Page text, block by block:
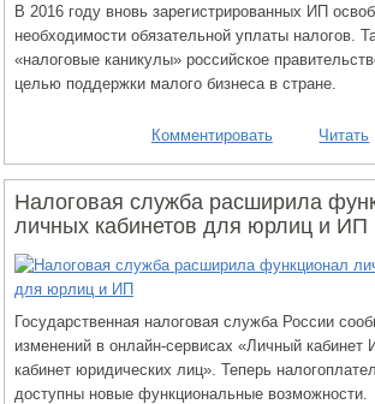
В 2016 году вновь зарегистрированных ИП
необходимости обязательной уплаты налогов.
«налоговые каникулы» российское
целью поддержки малого бизнеса в стране.
Комментировать Читать
Налоговая служба расширила
личных кабинетов для юрлиц и ИП
Государственная налоговая служба России
изменений в онлайн-сервисах «Личный
кабинет юридических лиц». Теперь
доступны новые функциональные возможности.